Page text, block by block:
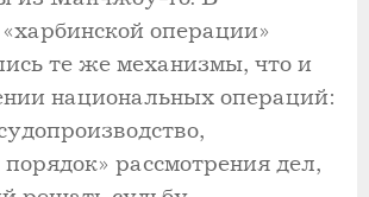
операции»
те же механизмы, что и
национальных операций:
рассмотрения дел,